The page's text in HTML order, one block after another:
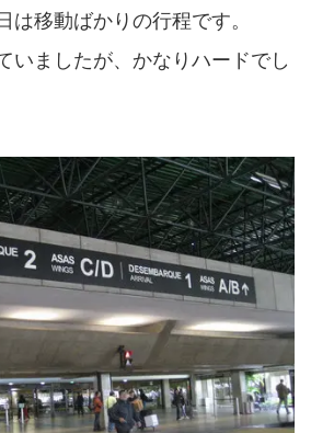
は移動ばかりの行程です。
いましたが、かなりハードでし